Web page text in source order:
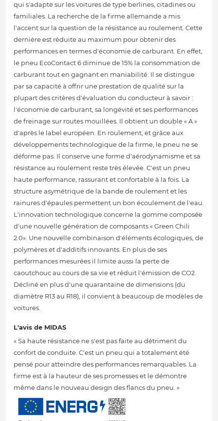
qui s'adapte sur les voitures de type berlines, citadines ou
familiales. La recherche de la firme allemande a mis
l'accent sur la question de la résistance au roulement. Cette
dernière est réduite au maximum pour obtenir des
performances en termes d'économie de carburant. En effet,
le pneu EcoContact 6 diminue de 15% la consommation de
carburant tout en gagnant en maniabilité. Il se distingue
par sa capacité à offrir une prestation de qualité sur la
plupart des critères d'évaluation du conducteur à savoir :
l'économie de carburant, sa longévité et ses performances
de freinage sur routes mouillées. Il obtient un double « A »
d'après le label européen. En roulement, et grâce aux
développements technologique de la firme, le pneu ne se
déforme pas. Il conserve une forme d'aérodynamisme et sa
résistance au roulement reste très élevée. C'est un pneu
haute performance, rassurant et confortable à la fois. La
structure asymétrique de la bande de roulement et les
rainures d'épaules permettent un bon écoulement de l'eau.
L'innovation technologique concerne la gomme composée
d'une nouvelle génération de composants « Green Chili
2.0». Une nouvelle combinaison d'éléments écologiques, de
polymères et d'additifs innovants. En plus de ses
performances mesurées il limite aussi la perte de
caoutchouc au cours de sa vie et réduit l'émission de CO2.
Décliné en plus d'une quarantaine de dimensions (du
diamètre R13 au R18), il convient à beaucoup de modèles de
voitures.
L'avis de MIDAS
« Sa haute résistance ne s'est pas faite au détriment du
confort de conduite. C'est un pneu qui a totalement été
pensé pour atteindre des performances remarquables. La
firme est à la hauteur de ses promesses et le démontre
même dans le nouveau design des flancs du pneu. »